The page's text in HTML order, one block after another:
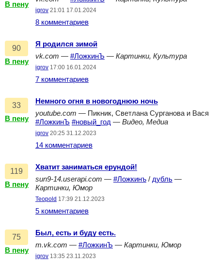
В пену
igrov 21:01 17.01.2024
8 комментариев
90
В пену
Я родился зимой
vk.com — #ЛожкинЪ — Картинки, Культура
igrov 17:00 16.01.2024
7 комментариев
33
В пену
Немного огня в новогоднюю ночь
youtube.com — Пикник, Светлана Сурганова и Вася
#ЛожкинЪ #новый_год — Видео, Медиа
igrov 20:25 31.12.2023
14 комментариев
119
В пену
Хватит заниматься ерундой!
sun9-14.userapi.com — #Ложкинъ / дубль —
Картинки, Юмор
Teopold 17:39 21.12.2023
5 комментариев
75
В пену
Был, есть и буду есть.
m.vk.com — #ЛожкинЪ — Картинки, Юмор
igrov 13:35 23.11.2023